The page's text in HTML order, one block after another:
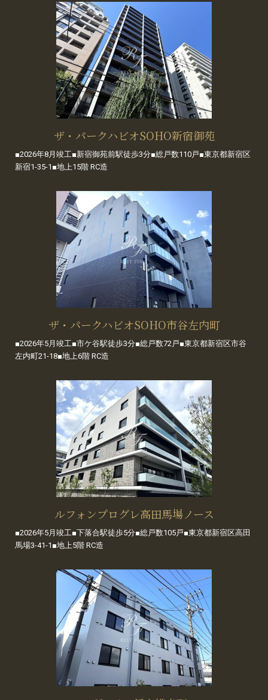
ザ・パークハビオSOHO新宿御苑
■2026年8月竣工■新宿御苑前駅徒歩3分■総戸数110戸■東京都新宿区
新宿1-35-1■地上15階 RC造
ザ・パークハビオSOHO市谷左内町
■2026年5月竣工■市ケ谷駅徒歩3分■総戸数72戸■東京都新宿区市谷
左内町21-18■地上6階 RC造
ルフォンプログレ高田馬場ノース
■2026年5月竣工■下落合駅徒歩5分■総戸数105戸■東京都新宿区高田
馬場3-41-1■地上5階 RC造